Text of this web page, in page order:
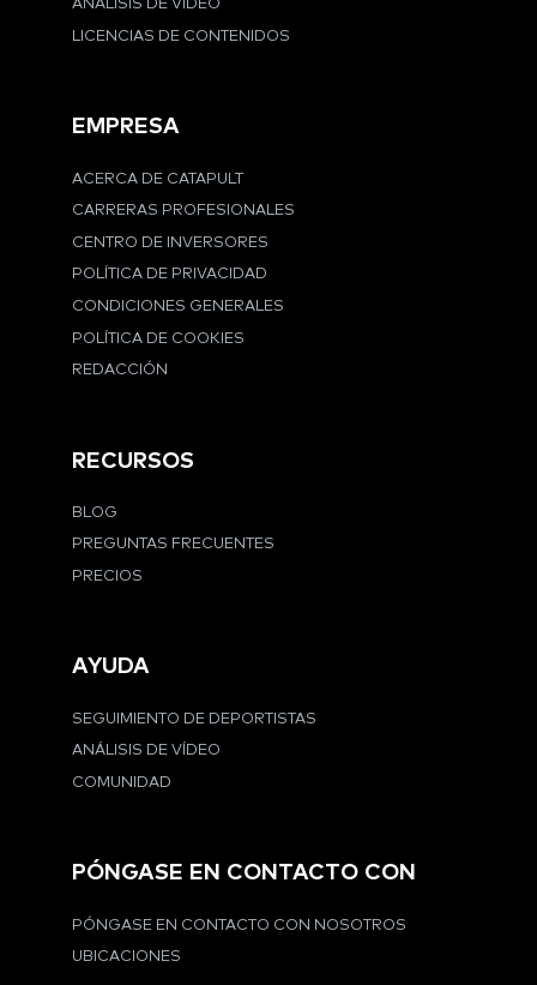
ANÁLISIS DE VÍDEO
LICENCIAS DE CONTENIDOS
EMPRESA
ACERCA DE CATAPULT
CARRERAS PROFESIONALES
CENTRO DE INVERSORES
POLÍTICA DE PRIVACIDAD
CONDICIONES GENERALES
POLÍTICA DE COOKIES
REDACCIÓN
RECURSOS
BLOG
PREGUNTAS FRECUENTES
PRECIOS
AYUDA
SEGUIMIENTO DE DEPORTISTAS
ANÁLISIS DE VÍDEO
COMUNIDAD
PÓNGASE EN CONTACTO CON
PÓNGASE EN CONTACTO CON NOSOTROS
UBICACIONES